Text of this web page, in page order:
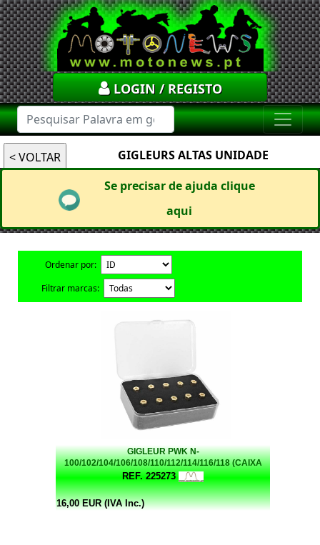
LOGIN / REGISTO
GIGLEURS ALTAS UNIDADE
Se precisar de ajuda clique
aqui
Ordenar por:
Filtrar marcas:
GIGLEUR PWK N-
100/102/104/106/108/110/112/114/116/118 (CAIXA
COM 10)
REF. 225273
16,00 EUR (IVA Inc.)